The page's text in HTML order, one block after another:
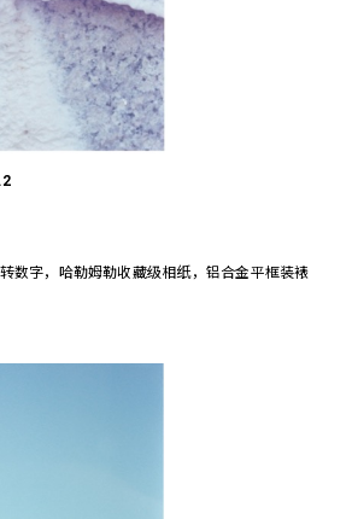
数字，哈勒姆勒收藏级相纸，铝合金平框装裱